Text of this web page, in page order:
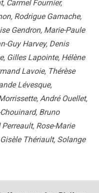
Rose-Marie
Thériault, Solange
Kamouraska–Rivière-
offre des services
jeunes et adultes. Il
compte plus de 1 300
directement auprès
Loup